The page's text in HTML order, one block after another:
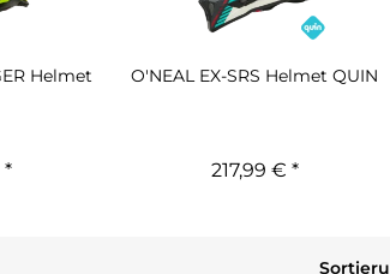
Helmet
*
O'NEAL EX-SRS Helmet QUIN
217,99 € *